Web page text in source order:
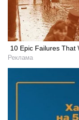
10 Epic Failures
Реклама